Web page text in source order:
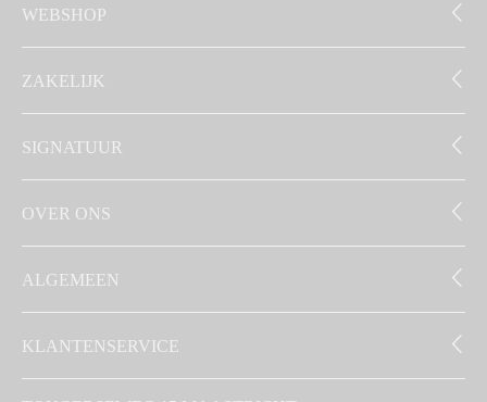
WEBSHOP
ZAKELIJK
SIGNATUUR
OVER ONS
ALGEMEEN
KLANTENSERVICE